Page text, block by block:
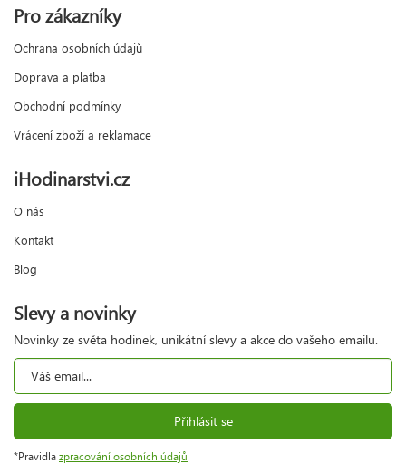
Pro zákazníky
Ochrana osobních údajů
Doprava a platba
Obchodní podmínky
Vrácení zboží a reklamace
iHodinarstvi.cz
O nás
Kontakt
Blog
Slevy a novinky
Novinky ze světa hodinek, unikátní slevy a akce do vašeho emailu.
Přihlásit se
*Pravidla zpracování osobních údajů